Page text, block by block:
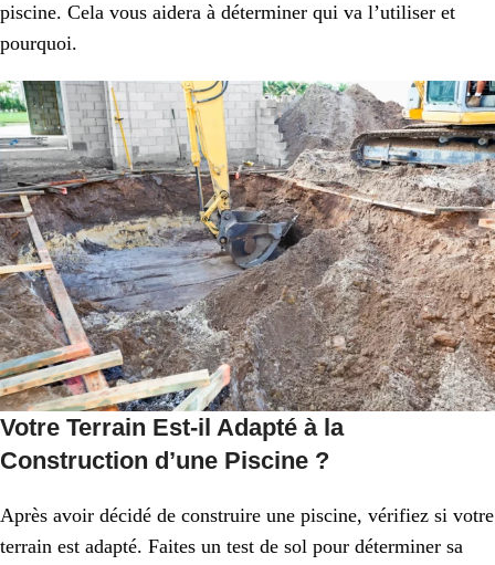
piscine. Cela vous aidera à déterminer qui va l’utiliser et
pourquoi.
Votre Terrain Est-il Adapté à la
Construction d’une Piscine ?
Après avoir décidé de construire une piscine, vérifiez si votre
terrain est adapté. Faites un test de sol pour déterminer sa